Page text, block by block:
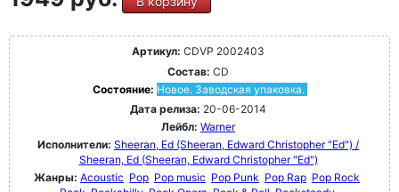
Артикул: CDVP 2002403
Состав: CD
Состояние: Новое. Заводская упаковка.
Дата релиза: 20-06-2014
Лейбл: Warner
Исполнители: Sheeran, Ed (Sheeran, Edward Christopher "Ed") /
Sheeran, Ed (Sheeran, Edward Christopher "Ed")
Жанры: Acoustic Pop Pop music Pop Punk Pop Rap Pop Rock